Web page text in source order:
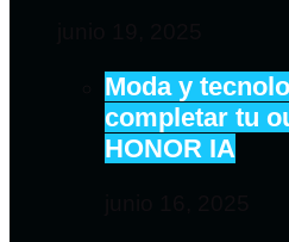
Moda y
completar tu
HONOR IA